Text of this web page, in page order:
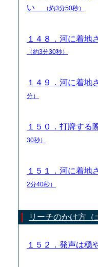
い
（約3分50秒）
１４８．河に着地
（約3分30秒）
１４９．河に着
分）
１５０．打牌す
30秒）
１５１．河に着地
2分40秒）
リーチのかけ方（
１５２．発声は穏